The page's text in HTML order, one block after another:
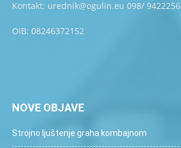
Kontakt: urednik@ogulin.eu 098/ 9422256
OIB: 08246372152
NOVE OBJAVE
Strojno ljuštenje graha kombajnom